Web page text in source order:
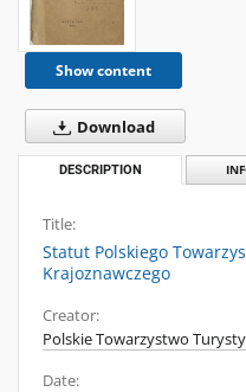
Show content
Download
DESCRIPTION
Title:
Statut Polskiego
Krajoznawczego
Creator:
Polskie Towarzystwo
Date: